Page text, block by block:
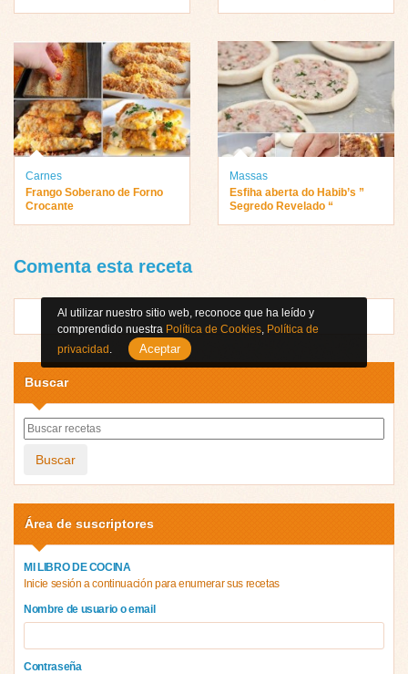
Carnes
Frango Soberano de Forno
Crocante
Massas
Esfiha aberta do Habib’s ”
Segredo Revelado “
Comenta esta receta
Buscar
Buscar
Área de suscriptores
MI LIBRO DE COCINA
Inicie sesión a continuación para enumerar sus recetas
Nombre de usuario o email
Contraseña
Al utilizar nuestro sitio web, reconoce que ha leído y
comprendido nuestra Política de Cookies Política de
privacidad
Aceptar